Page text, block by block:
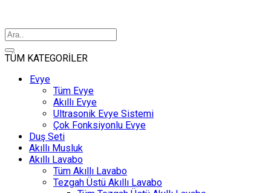
TÜM KATEGORİLER
Evye
Tüm Evye
Akıllı Evye
Ultrasonik Evye Sistemi
Çok Fonksiyonlu Evye
Duş Seti
Akıllı Musluk
Akıllı Lavabo
Tüm Akıllı Lavabo
Tezgah Üstü Akıllı Lavabo